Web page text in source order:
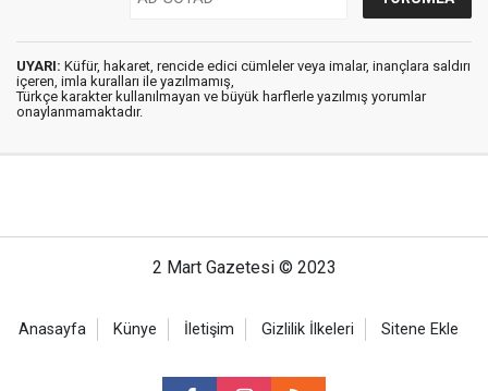
UYARI: Küfür, hakaret, rencide edici cümleler veya imalar, inançlara saldırı
içeren, imla kuralları ile yazılmamış,
Türkçe karakter kullanılmayan ve büyük harflerle yazılmış yorumlar
onaylanmamaktadır.
2 Mart Gazetesi © 2023
Anasayfa Künye İletişim Gizlilik İlkeleri Sitene Ekle